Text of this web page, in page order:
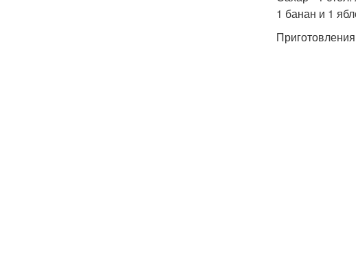
1 банан и 1